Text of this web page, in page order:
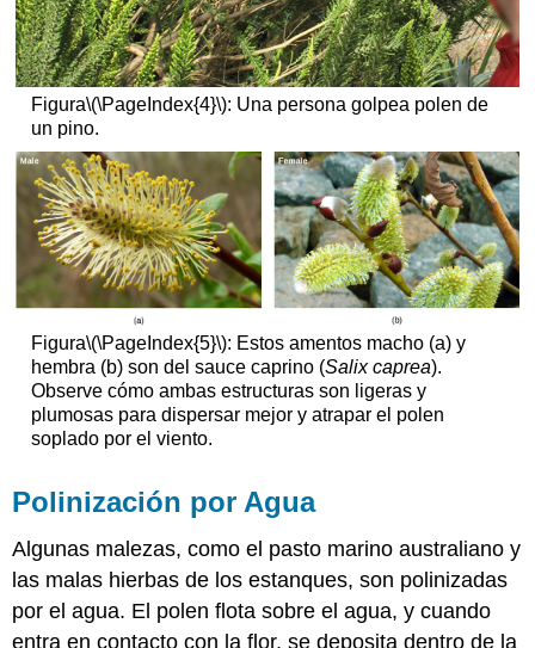
Figura\(\PageIndex{4}\): Una persona golpea polen de
un pino.
Figura\(\PageIndex{5}\): Estos amentos macho (a) y
hembra (b) son del sauce caprino (Salix caprea).
Observe cómo ambas estructuras son ligeras y
plumosas para dispersar mejor y atrapar el polen
soplado por el viento.
Polinización por Agua
Algunas malezas, como el pasto marino australiano y
las malas hierbas de los estanques, son polinizadas
por el agua. El polen flota sobre el agua, y cuando
entra en contacto con la flor, se deposita dentro de la